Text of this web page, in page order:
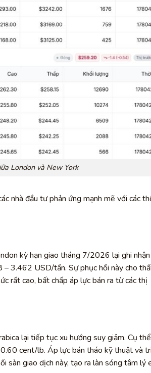
London và New York
nhà đầu tư phản ứng mạnh mẽ với các
kỳ hạn giao tháng 7/2026 lại ghi
3.462 USD/tấn. Sự phục hồi này cho
rất cao, bất chấp áp lực bán ra từ các thị
lại tiếp tục xu hướng suy giảm. Cụ
cent/lb. Áp lực bán tháo kỹ thuật và
sàn giao dịch này, tạo ra làn sóng tâm lý